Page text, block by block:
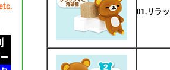
01.リラ